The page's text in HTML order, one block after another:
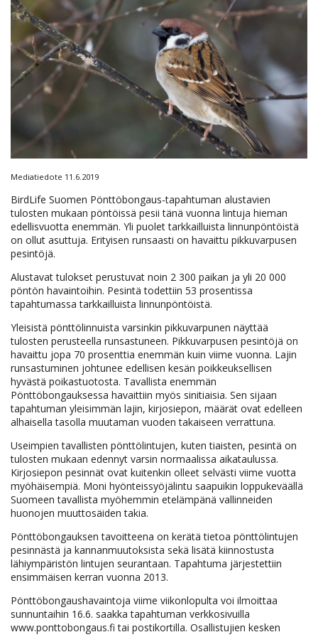
Mediatiedote 11.6.2019
BirdLife Suomen Pönttöbongaus-tapahtuman alustavien
tulosten mukaan pöntöissä pesii tänä vuonna lintuja hieman
edellisvuotta enemmän. Yli puolet tarkkailluista linnunpöntöistä
on ollut asuttuja. Erityisen runsaasti on havaittu pikkuvarpusen
pesintöjä.
Alustavat tulokset perustuvat noin 2 300 paikan ja yli 20 000
pöntön havaintoihin. Pesintä todettiin 53 prosentissa
tapahtumassa tarkkailluista linnunpöntöistä.
Yleisistä pönttölinnuista varsinkin pikkuvarpunen näyttää
tulosten perusteella runsastuneen. Pikkuvarpusen pesintöjä on
havaittu jopa 70 prosenttia enemmän kuin viime vuonna. Lajin
runsastuminen johtunee edellisen kesän poikkeuksellisen
hyvästä poikastuotosta. Tavallista enemmän
Pönttöbongauksessa havaittiin myös sinitiaisia. Sen sijaan
tapahtuman yleisimmän lajin, kirjosiepon, määrät ovat edelleen
alhaisella tasolla muutaman vuoden takaiseen verrattuna.
Useimpien tavallisten pönttölintujen, kuten tiaisten, pesintä on
tulosten mukaan edennyt varsin normaalissa aikataulussa.
Kirjosiepon pesinnät ovat kuitenkin olleet selvästi viime vuotta
myöhäisempiä. Moni hyönteissyöjälintu saapuikin loppukeväällä
Suomeen tavallista myöhemmin etelämpänä vallinneiden
huonojen muuttosäiden takia.
Pönttöbongauksen tavoitteena on kerätä tietoa pönttölintujen
pesinnästä ja kannanmuutoksista sekä lisätä kiinnostusta
lähiympäristön lintujen seurantaan. Tapahtuma järjestettiin
ensimmäisen kerran vuonna 2013.
Pönttöbongaushavaintoja viime viikonlopulta voi ilmoittaa
sunnuntaihin 16.6. saakka tapahtuman verkkosivuilla
www.ponttobongaus.fi tai postikortilla. Osallistujien kesken